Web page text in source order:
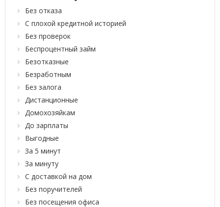
Без отказа
С плохой кредитной историей
Без проверок
Беспроцентный займ
Безотказные
Безработным
Без залога
Дистанционные
Домохозяйкам
До зарплаты
Выгодные
За 5 минут
За минуту
С доставкой на дом
Без поручителей
Без посещения офиса